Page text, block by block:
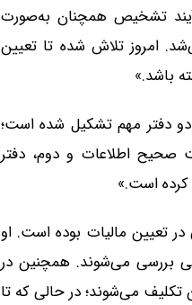
تشخیص همچنان به‌صورت
امروز تلاش شده تا تعیین
باشد.»
دو دفتر مهم تشکیل شده است؛
صحیح اطلاعات و دوم، دفتر
است.»
تعیین مالیات بوده است. او
بررسی می‌شوند. همچنین در
تعیین تکلیف می‌شوند؛ در حالی که تا